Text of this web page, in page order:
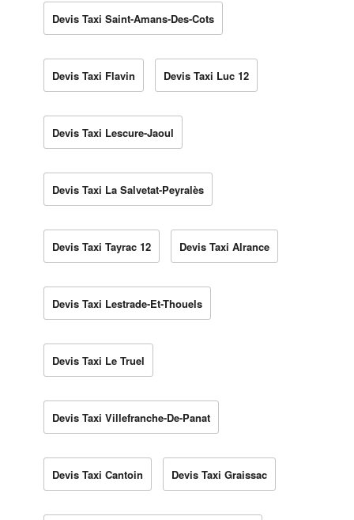
Devis Taxi Saint-Amans-Des-Cots
Devis Taxi Flavin Devis Taxi Luc 12
Devis Taxi Lescure-Jaoul
Devis Taxi La Salvetat-Peyralès
Devis Taxi Tayrac 12 Devis Taxi Alrance
Devis Taxi Lestrade-Et-Thouels
Devis Taxi Le Truel
Devis Taxi Villefranche-De-Panat
Devis Taxi Cantoin Devis Taxi Graissac